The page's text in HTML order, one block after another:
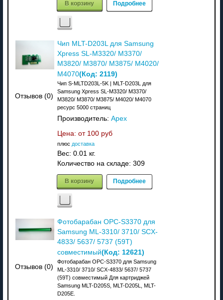
В корзину Подробнее
Отзывов (0)
Чип MLT-D203L для Samsung
Xpress SL-M3320/ M3370/
M3820/ M3870/ M3875/ M4020/
M4070(Код: 2119)
Чип S-MLTD203L-5K | MLT-D203L для
Samsung Xpress SL-M3320/ M3370/
M3820/ M3870/ M3875/ M4020/ M4070
ресурс 5000 страниц
Производитель: Apex
Цена: от 100 руб
плюс доставка
Вес: 0.01 кг.
Количество на складе: 309
В корзину Подробнее
Отзывов (0)
Фотобарабан OPC-S3370 для
Samsung ML-3310/ 3710/ SCX-
4833/ 5637/ 5737 (59T)
совместимый(Код: 12621)
Фотобарабан OPC-S3370 для Samsung
ML-3310/ 3710/ SCX-4833/ 5637/ 5737
(59T) совместимый Для картриджей
Samsung MLT-D205S, MLT-D205L, MLT-
D205E.